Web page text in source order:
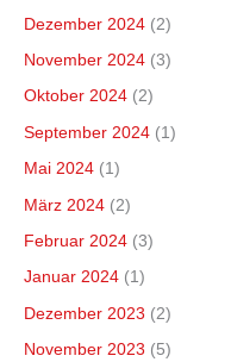
Dezember 2024 (2)
November 2024 (3)
Oktober 2024 (2)
September 2024 (1)
Mai 2024 (1)
März 2024 (2)
Februar 2024 (3)
Januar 2024 (1)
Dezember 2023 (2)
November 2023 (5)